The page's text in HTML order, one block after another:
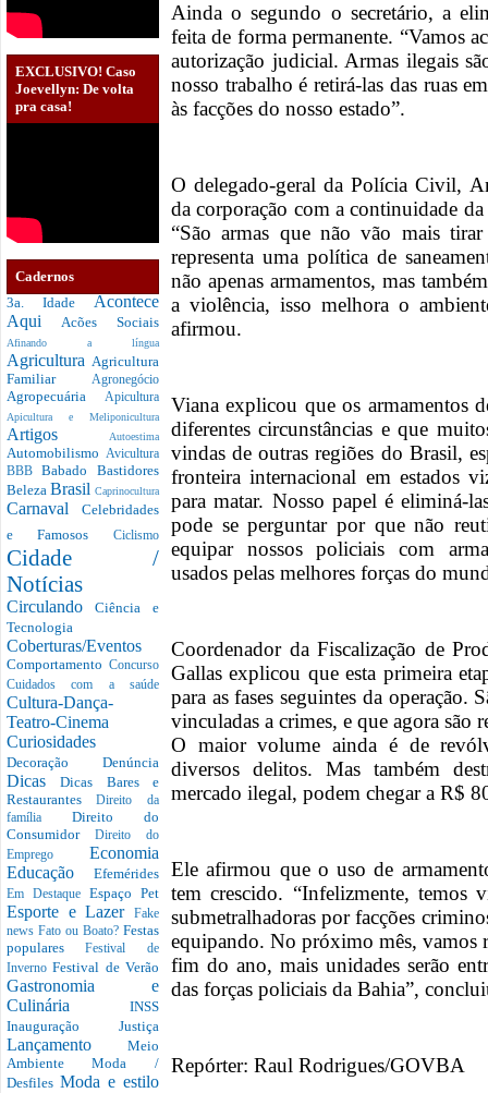
EXCLUSIVO! Caso
Joevellyn: De volta
pra casa!
Cadernos
3a. Idade Acontece
Aqui Acões Sociais
Afinando a língua
Agricultura Agricultura
Familiar Agronegócio
Agropecuária Apicultura
Apicultura e Meliponicultura
Artigos Autoestima
Automobilismo Avicultura
BBBBabado Bastidores
Beleza Brasil Caprinocultura
Carnaval Celebridades
e Famosos Ciclismo
Cidade /
Notícias
CirculandoCiência e
Tecnologia
Coberturas/Eventos
Comportamento Concurso
Cuidados com a saúde
Cultura-Dança-
Teatro-Cinema
Curiosidades
Decoração Denúncia
DicasDicas Bares e
RestaurantesDireito da
família Direito do
Consumidor Direito do
Emprego Economia
Educação Efemérides
Em Destaque Espaço Pet
Esporte e Lazer
Fake
news Fato ou Boato? Festas
popularesFestival de
InvernoFestival de Verão
Gastronomia e
Culinária INSS
Inauguração Justiça
Lançamento Meio
AmbienteModa /
Desfiles Moda e estilo
Ainda o segundo o secretário, a
feita de forma permanente. “Vamos
autorização judicial. Armas ilegais
nosso trabalho é retirá-las das ruas
às facções do nosso estado”.
O delegado-geral da Polícia Civil,
da corporação com a continuidade
“São armas que não vão mais
representa uma política de
não apenas armamentos, mas
a violência, isso melhora o
afirmou.
Viana explicou que os armamentos
diferentes circunstâncias e que
vindas de outras regiões do Brasil,
fronteira internacional em estados
para matar. Nosso papel é eliminá-
pode se perguntar por que não
equipar nossos policiais com
usados pelas melhores forças do
Coordenador da Fiscalização de
Gallas explicou que esta primeira
para as fases seguintes da operação.
vinculadas a crimes, e que agora são
O maior volume ainda é de
diversos delitos. Mas também
mercado ilegal, podem chegar a R$
Ele afirmou que o uso de
tem crescido. “Infelizmente,
submetralhadoras por facções
equipando. No próximo mês, vamos
fim do ano, mais unidades serão
das forças policiais da Bahia”,
Repórter: Raul Rodrigues/GOVBA